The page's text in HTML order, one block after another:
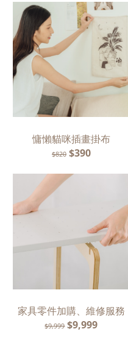
慵懶貓咪插畫掛布
$820 $390
家具零件加購、維修服務
$9,999 $9,999